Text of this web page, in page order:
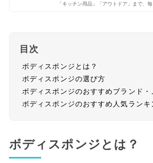
「キッチン用品」「アウトドア」まで、
目次
ボディスポンジとは？
ボディスポンジの選び方
ボディスポンジのおすすめブランド・
ボディスポンジのおすすめ人気ラン
ボディスポンジとは？